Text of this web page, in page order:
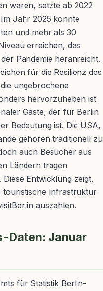
waren, setzte ab 2022
Jahr 2025 konnte
und mehr als 30
erreichen, das
Pandemie heranreicht.
für die Resilienz des
ungebrochene
hervorzuheben ist
Gäste, der für Berlin
Bedeutung ist. Die USA,
gehören traditionell zu
auch Besucher aus
Ländern tragen
Entwicklung zeigt,
touristische Infrastruktur
auszahlen.
Daten: Januar
für Statistik Berlin-